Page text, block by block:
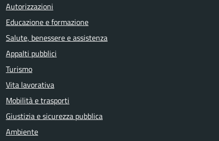
Autorizzazioni
Educazione e formazione
Salute, benessere e assistenza
Appalti pubblici
Turismo
Vita lavorativa
Mobilità e trasporti
Giustizia e sicurezza pubblica
Ambiente